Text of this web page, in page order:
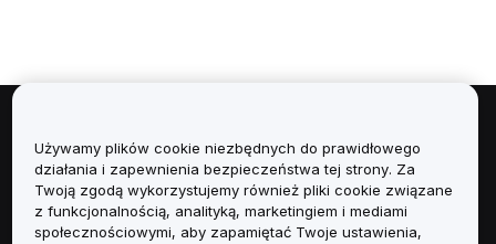
Informacje
Usługi
Używamy plików cookie niezbędnych do prawidłowego
działania i zapewnienia bezpieczeństwa tej strony. Za
Twoją zgodą wykorzystujemy również pliki cookie związane
z funkcjonalnością, analityką, marketingiem i mediami
społecznościowymi, aby zapamiętać Twoje ustawienia,